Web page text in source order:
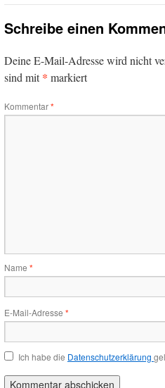
Schreibe einen
Deine E-Mail-Adresse wird nicht
sind mit* markiert
Kommentar*
Name *
E-Mail-Adresse *
Ich habe die Datenschutzerklärung